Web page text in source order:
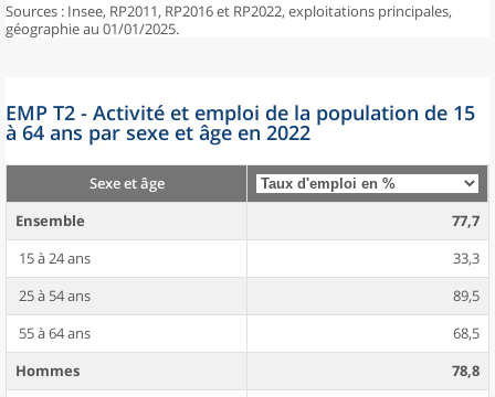
Sources : Insee, RP2011, RP2016 et RP2022, exploitations principales,
géographie au 01/01/2025.
EMP T2 - Activité et emploi de la population de 15
à 64 ans par sexe et âge en 2022
Sexe et âge
Ensemble
77,7
15 à 24 ans
33,3
25 à 54 ans
89,5
55 à 64 ans
68,5
Hommes
78,8